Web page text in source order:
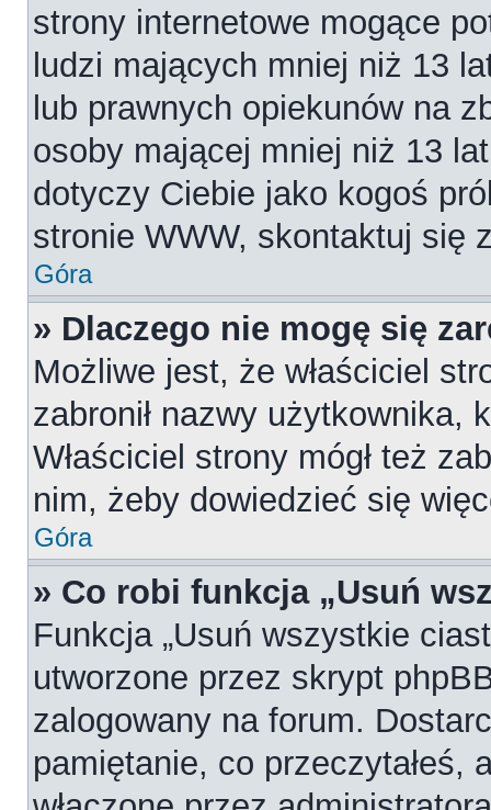
strony internetowe mogące
ludzi mających mniej niż 13
lub prawnych opiekunów na
osoby mającej mniej niż 13
dotyczy Ciebie jako kogoś
stronie WWW, skontaktuj się
Góra
» Dlaczego nie mogę się
Możliwe jest, że właściciel
zabronił nazwy użytkownika,
Właściciel strony mógł też
nim, żeby dowiedzieć się
Góra
» Co robi funkcja „Usuń
Funkcja „Usuń wszystkie
utworzone przez skrypt
zalogowany na forum.
pamiętanie, co przeczytałeś,